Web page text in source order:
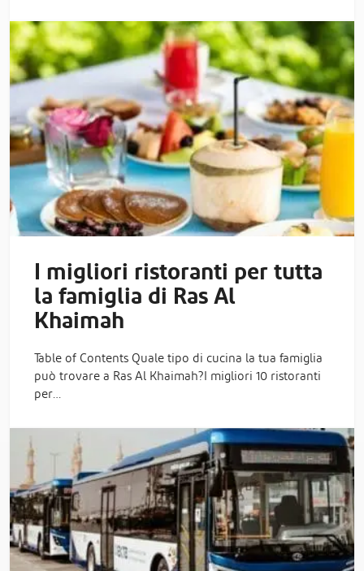
I migliori ristoranti per tutta
la famiglia di Ras Al
Khaimah
Table of Contents Quale tipo di cucina la tua famiglia
può trovare a Ras Al Khaimah?I migliori 10 ristoranti
per…